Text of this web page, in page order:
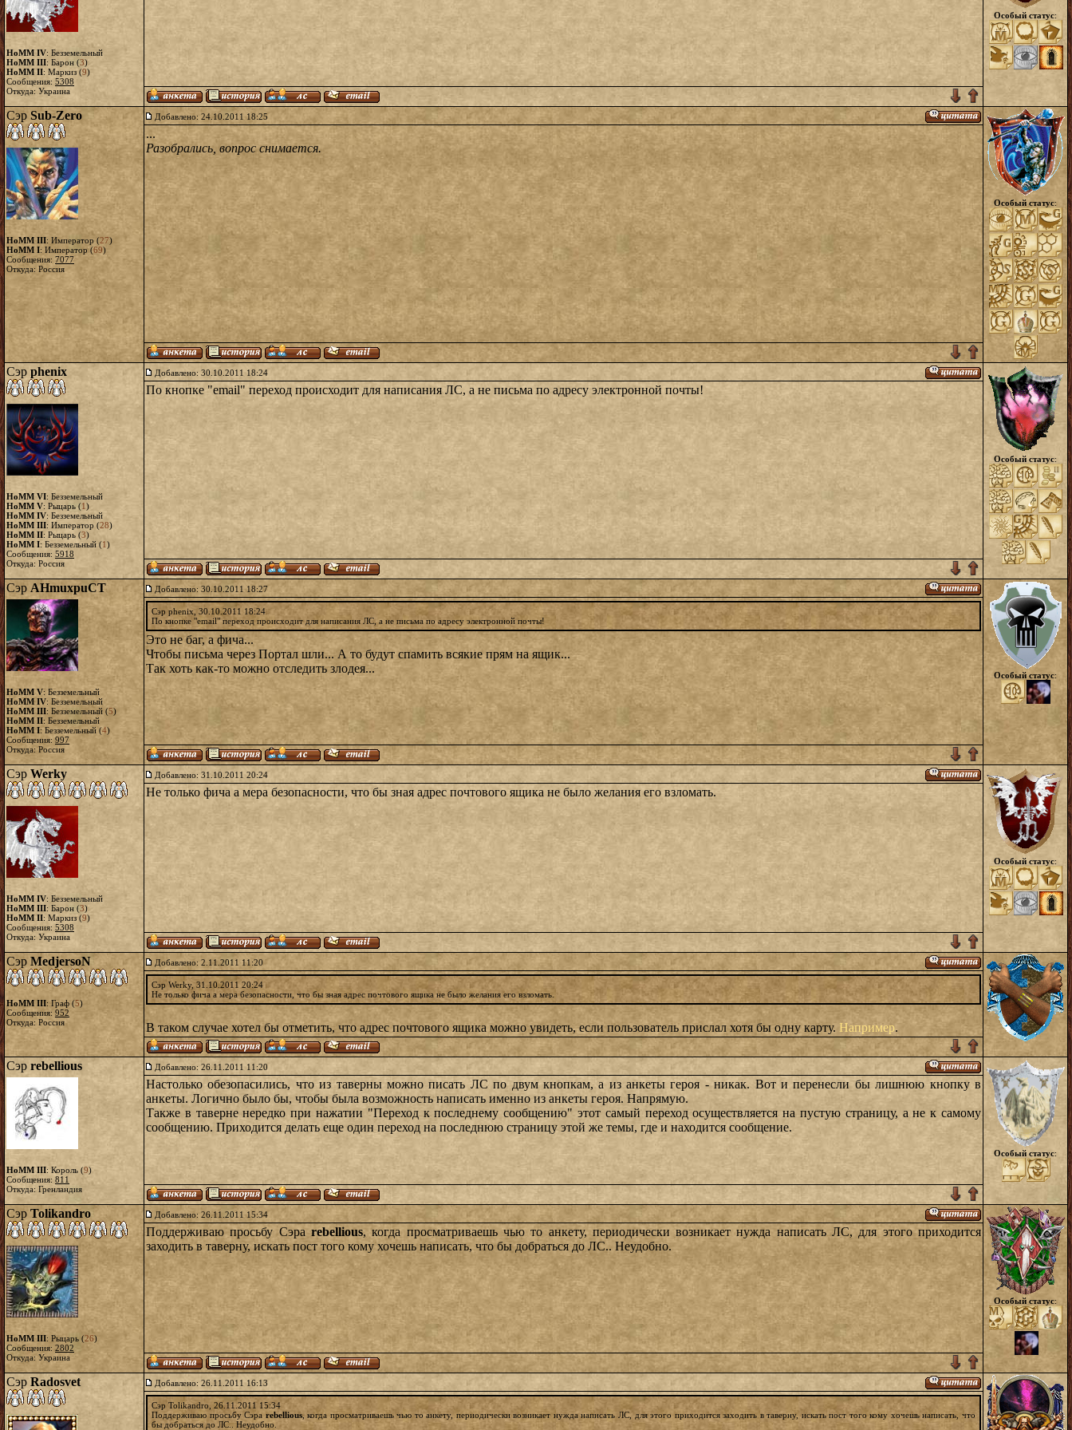
HoMM IV: Безземельный
HoMM III: Барон (3)
HoMM II: Маркиз (9)
Сообщения: 5308
Откуда: Украина
Особый статус:
Сэр Sub-Zero
HoMM III: Император (27)
HoMM I: Император (69)
Сообщения: 7077
Откуда: Россия
Добавлено: 24.10.2011 18:25
...
Разобрались, вопрос снимается.
Особый статус:
Сэр phenix
HoMM VI: Безземельный
HoMM V: Рыцарь (1)
HoMM IV: Безземельный
HoMM III: Император (28)
HoMM II: Рыцарь (3)
HoMM I: Безземельный (1)
Сообщения: 5918
Откуда: Россия
Добавлено: 30.10.2011 18:24
По кнопке "email" переход происходит для написания ЛС, а не письма по адресу электронной почты!
Особый статус:
Сэр AHmuxpuCT
HoMM V: Безземельный
HoMM IV: Безземельный
HoMM III: Безземельный (5)
HoMM II: Безземельный
HoMM I: Безземельный (4)
Сообщения:997
Откуда: Россия
Добавлено: 30.10.2011 18:27
Сэр phenix, 30.10.2011 18:24
По кнопке "email" переход происходит для написания ЛС, а не письма по адресу электронной почты!
Это не баг, а фича...
Чтобы письма через Портал шли... А то будут спамить всякие прям на ящик...
Так хоть как-то можно отследить злодея...
Особый статус:
Сэр Werky
HoMM IV: Безземельный
HoMM III: Барон (3)
HoMM II: Маркиз (9)
Сообщения: 5308
Откуда: Украина
Добавлено: 31.10.2011 20:24
Не только фича а мера безопасности, что бы зная адрес почтового ящика не было желания его взломать.
Особый статус:
Сэр MedjersoN
HoMM III: Граф (5)
Сообщения: 952
Откуда: Россия
Добавлено: 2.11.2011 11:20
Сэр Werky, 31.10.2011 20:24
Не только фича а мера безопасности, что бы зная адрес почтового ящика не было желания его взломать.
В таком случае хотел бы отметить, что адрес почтового ящика можно увидеть, если пользователь прислал хотя бы одну карту. Например.
Сэр rebellious
HoMM III: Король (9)
Сообщения: 811
Откуда: Гренландия
Добавлено: 26.11.2011 11:20
Настолько обезопасились, что из таверны можно писать ЛС по двум кнопкам, а из анкеты героя - никак. Вот и перенесли бы лишнюю кнопку в
анкеты. Логично было бы, чтобы была возможность написать именно из анкеты героя. Напрямую.
Также в таверне нередко при нажатии "Переход к последнему сообщению" этот самый переход осуществляется на пустую страницу, а не к самому
сообщению. Приходится делать еще один переход на последнюю страницу этой же темы, где и находится сообщение.
Особый статус:
Сэр Tolikandro
HoMM III: Рыцарь (26)
Сообщения: 2802
Откуда: Украина
Добавлено: 26.11.2011 15:34
Поддерживаю просьбу Сэра rebellious, когда просматриваешь чью то анкету, периодически возникает нужда написать ЛС, для этого приходится
заходить в таверну, искать пост того кому хочешь написать, что бы добраться до ЛС.. Неудобно.
Особый статус:
Сэр Radosvet Добавлено: 26.11.2011 16:13
Сэр Tolikandro, 26.11.2011 15:34
Поддерживаю просьбу Сэра rebellious, когда просматриваешь чью то анкету, периодически возникает нужда написать ЛС, для этого приходится заходить в таверну, искать пост того кому хочешь написать, что
бы добраться до ЛС.. Неудобно.